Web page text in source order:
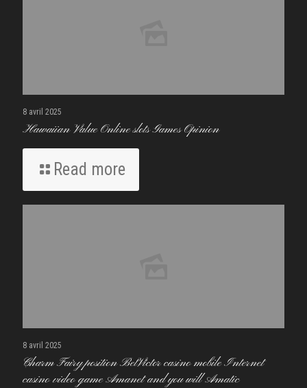
8 avril 2025
Hawaiian Value Online slots Games Opinion
Read more
8 avril 2025
Charm Fairy position BetVictor casino mobile Internet
casino video game Amanet and you will Amatic